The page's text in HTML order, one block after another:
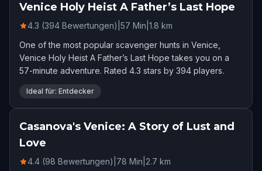
Venice Holy Heist A Father’s Last Hope
4.3 (394 Bewertungen) 57 Min 1.8 km
One of the most popular scavenger hunts in Venice,
Venice Holy Heist A Father’s Last Hope takes you on a
57-minute adventure. Rated 4.3 stars by 394 players.
Ideal für: Entdecker
Casanova's Venice: A Story of Lust and
Love
4.4 (98 Bewertungen) 78 Min 2.7 km